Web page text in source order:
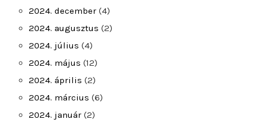
2024. december (4)
2024. augusztus (2)
2024. július (4)
2024. május (12)
2024. április (2)
2024. március (6)
2024. január (2)